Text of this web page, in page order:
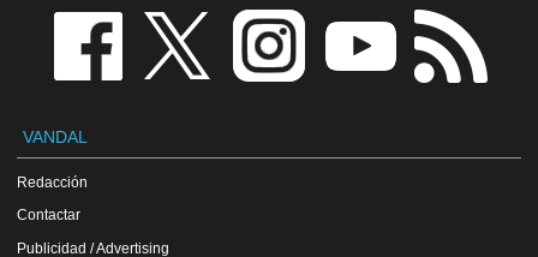
VANDAL
Redacción
Contactar
Publicidad / Advertising